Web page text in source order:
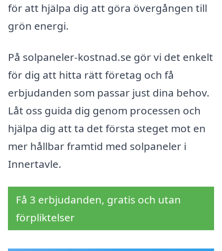
för att hjälpa dig att göra övergången till
grön energi.
På solpaneler-kostnad.se gör vi det enkelt
för dig att hitta rätt företag och få
erbjudanden som passar just dina behov.
Låt oss guida dig genom processen och
hjälpa dig att ta det första steget mot en
mer hållbar framtid med solpaneler i
Innertavle.
Få 3 erbjudanden, gratis och utan
förpliktelser